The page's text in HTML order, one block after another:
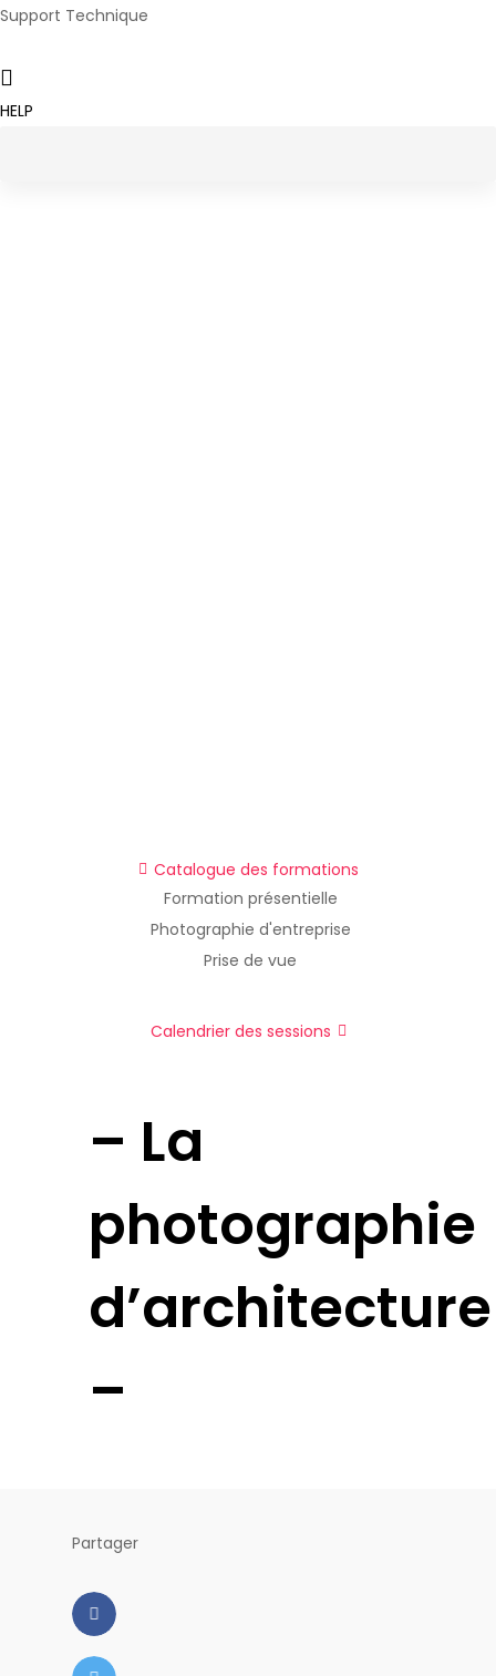
Support Technique
HELP
Catalogue des formations
Formation présentielle
Photographie d'entreprise
Prise de vue
Calendrier des sessions
– La
photographie
d’architecture
–
Partager